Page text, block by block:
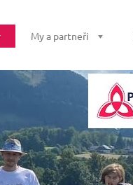
My a partneři